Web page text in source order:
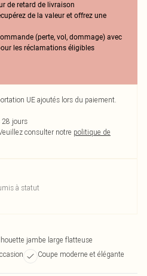
de retard de livraison
de la valeur et offrez une
(perte, vol, dommage) avec
les réclamations éligibles
UE ajoutés lors du paiement.
28 jours
consulter notre politique de
à statut
jambe large flatteuse
Coupe moderne et élégante